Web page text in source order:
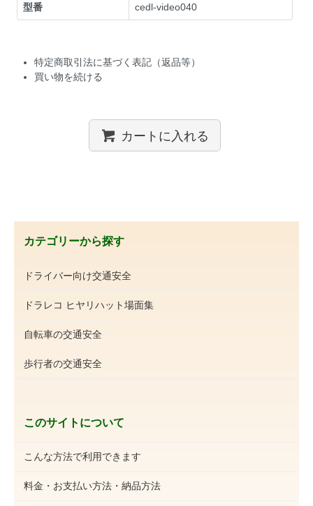
型番 cedl-video040
特定商取引法に基づく表記（返品等）
買い物を続ける
カートに入れる
カテゴリーから探す
ドライバー向け交通安全
ドラレコ ヒヤリハット場面集
自転車の交通安全
歩行者の交通安全
このサイトについて
こんな方法で利用できます
料金・お支払い方法・納品方法